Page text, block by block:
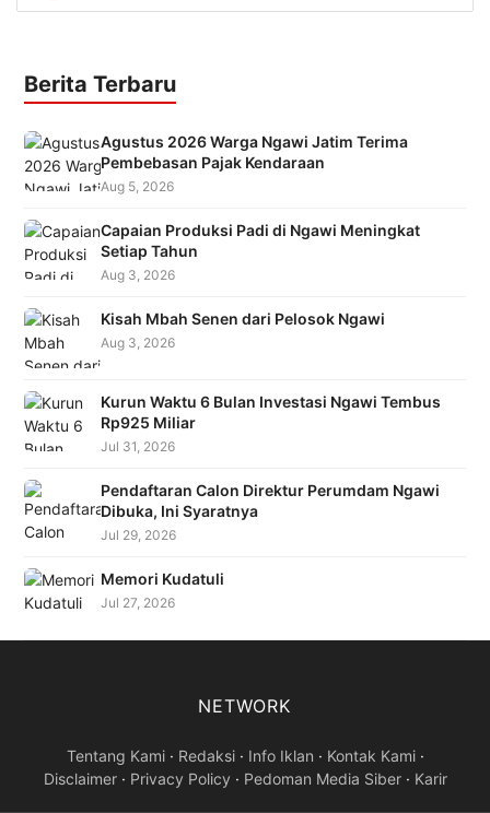
Berita Terbaru
Agustus 2026 Warga Ngawi Jatim Terima
Pembebasan Pajak Kendaraan
Aug 5, 2026
Capaian Produksi Padi di Ngawi Meningkat
Setiap Tahun
Aug 3, 2026
Kisah Mbah Senen dari Pelosok Ngawi
Aug 3, 2026
Kurun Waktu 6 Bulan Investasi Ngawi Tembus
Rp925 Miliar
Jul 31, 2026
Pendaftaran Calon Direktur Perumdam Ngawi
Dibuka, Ini Syaratnya
Jul 29, 2026
Memori Kudatuli
Jul 27, 2026
NETWORK
Tentang Kami· Redaksi· Info Iklan · Kontak Kami·
Disclaimer· Privacy Policy · Pedoman Media Siber· Karir